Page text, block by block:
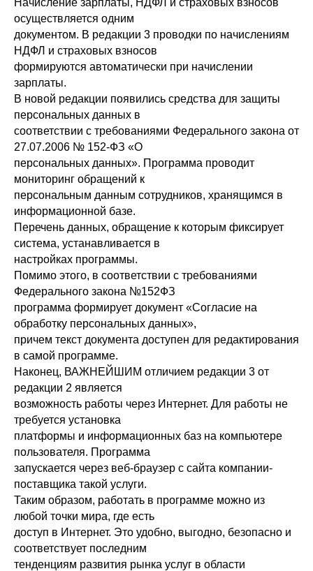
осуществляется одним
документом. В редакции 3 проводки по начислениям
НДФЛ и страховых взносов
формируются автоматически при начислении
зарплаты.
В новой редакции появились средства для защиты
персональных данных в
соответствии с требованиями Федерального закона от
27.07.2006 № 152-ФЗ «О
персональных данных». Программа проводит
мониторинг обращений к
персональным данным сотрудников, хранящимся в
информационной базе.
Перечень данных, обращение к которым фиксирует
система, устанавливается в
настройках программы.
Помимо этого, в соответствии с требованиями
Федерального закона №152ФЗ
программа формирует документ «Согласие на
обработку персональных данных»,
причем текст документа доступен для редактирования
в самой программе.
Наконец, ВАЖНЕЙШИМ отличием редакции 3 от
редакции 2 является
возможность работы через Интернет. Для работы не
требуется установка
платформы и информационных баз на компьютере
пользователя. Программа
запускается через веб-браузер с сайта компании-
поставщика такой услуги.
Таким образом, работать в программе можно из
любой точки мира, где есть
доступ в Интернет. Это удобно, выгодно, безопасно и
соответствует последним
тенденциям развития рынка услуг в области